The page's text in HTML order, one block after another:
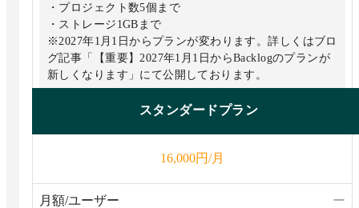
・プロジェクト数5個まで
・ストレージ1GBまで
※2027年1月1日からプランが変わります。詳しくはブロ
グ記事「【重要】2027年1月1日からBacklogのプランが
新しくなります」にて公開しております。
スタンダードプラン
16,000円/月
月額/ユーザー ー